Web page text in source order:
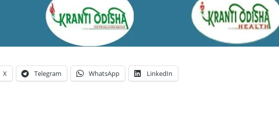
X Telegram WhatsApp LinkedIn